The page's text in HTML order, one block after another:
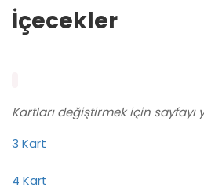
İçecekler
Kartları değiştirmek için sayfayı
3 Kart
4 Kart